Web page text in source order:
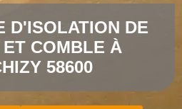
D'ISOLATION DE
COMBLE À
58600